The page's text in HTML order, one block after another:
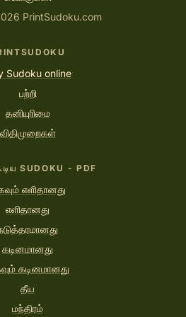
PrintSudoku.com
Sudoku online
பற்றி
தனியுரிமை
விதிமுறைகள்
SUDOKU - PDF
எளிதானது
எளிதானது
கடினமானது
கடினமானது
தீய
மந்திரம்